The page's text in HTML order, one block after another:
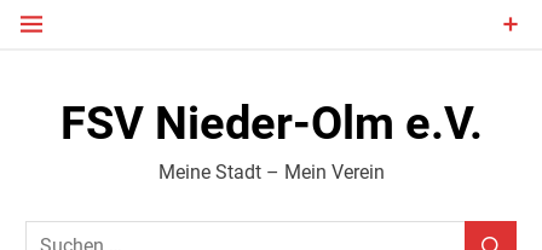
Zum
FSV Nieder-Olm e.V.
Meine Stadt – Mein Verein